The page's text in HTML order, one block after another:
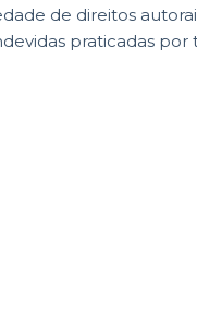
de direitos
praticadas por